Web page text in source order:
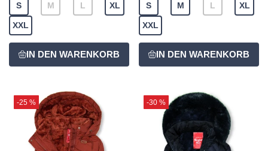
S M L XL
XXL
S M L XL
XXL
-25 % -30 %